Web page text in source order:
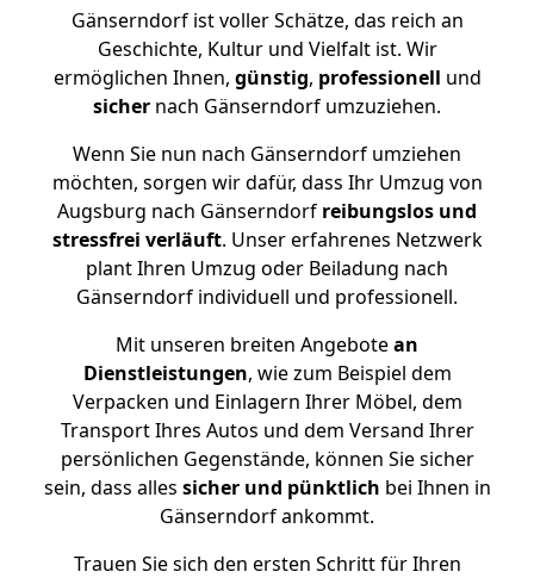
Gänserndorf ist voller Schätze, das reich an
Geschichte, Kultur und Vielfalt ist. Wir
ermöglichen Ihnen, günstig, professionell und
sicher nach Gänserndorf umzuziehen.
Wenn Sie nun nach Gänserndorf umziehen
möchten, sorgen wir dafür, dass Ihr Umzug von
Augsburg nach Gänserndorf reibungslos und
stressfrei verläuft. Unser erfahrenes Netzwerk
plant Ihren Umzug oder Beiladung nach
Gänserndorf individuell und professionell.
Mit unseren breiten Angebotean
Dienstleistungen, wie zum Beispiel dem
Verpacken und Einlagern Ihrer Möbel, dem
Transport Ihres Autos und dem Versand Ihrer
persönlichen Gegenstände, können Sie sicher
sein, dass alles sicher und pünktlich bei Ihnen in
Gänserndorf ankommt.
Trauen Sie sich den ersten Schritt für Ihren